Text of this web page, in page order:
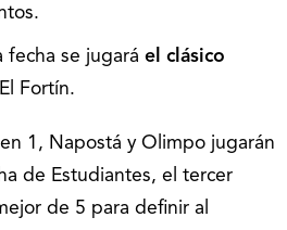
fecha se jugará el clásico
Fortín.
1, Napostá y Olimpo jugarán
de Estudiantes, el tercer
de 5 para definir al